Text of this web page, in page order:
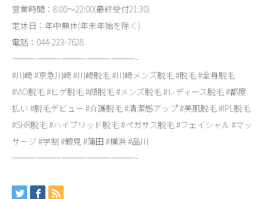
営業時間：8:00～22:00(最終受付21:30)
定休日：年中無休(年末年始を除く)
電話：044-223-7628
———————————————-
#川崎 #京急川崎 #川崎脱毛 #川崎メンズ脱毛 #脱毛 #全身脱毛
#VIO脱毛 #ヒゲ脱毛 #顔脱毛 #メンズ脱毛 #レディース脱毛 #都度
払い #脱毛デビュー #介護脱毛 #清潔感アップ #美肌脱毛 #IPL脱毛
#SHR脱毛 #ハイブリッド脱毛 #ペガサス脱毛 #フェイシャル #マッ
サージ #学割 #鶴見 #蒲田 #横浜 #品川
———————————————-